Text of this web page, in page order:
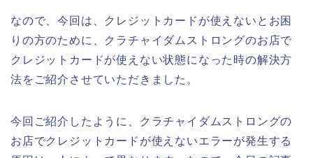
なので、今回は、クレジットカードが使えないとお困
りの方のために、クラチャイダムストロングのお店で
クレジットカードが使えない状態になった時の解決方
法をご紹介させていただきました。
今回ご紹介したように、クラチャイダムストロングの
お店でクレジットカードが使えないエラーが発生する